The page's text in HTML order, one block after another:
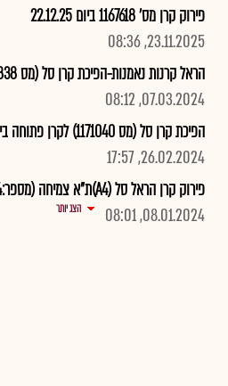
פירוק קרן מס' 1167618 ביום 22.12.25
23.11.2025, 08:36
הראל קרנות נאמנות-הפיכת קרן סל (מס 1150838) לקרן פתוחה ב8.4.24
07.03.2024, 08:12
הפיכת קרן סל (מס 1171040) לקרן פתוחה ביום 27.3.24
26.02.2024, 17:57
פירוק קרן הראל סל (A4)ת"א צמיחה (מספר:1149004) ביום 6.2.24
08.01.2024, 08:01
הצג יותר